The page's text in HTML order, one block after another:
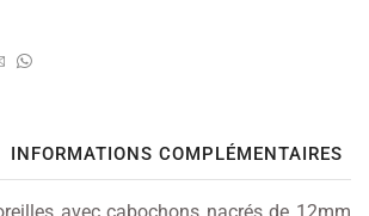
INFORMATIONS COMPLÉMENTAIRES